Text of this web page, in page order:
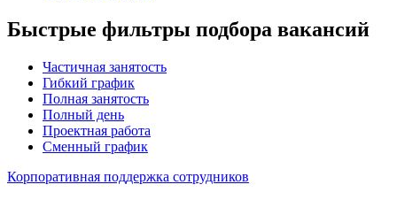
Быстрые фильтры подбора вакансий
Частичная занятость
Гибкий график
Полная занятость
Полный день
Проектная работа
Сменный график
Корпоративная поддержка сотрудников